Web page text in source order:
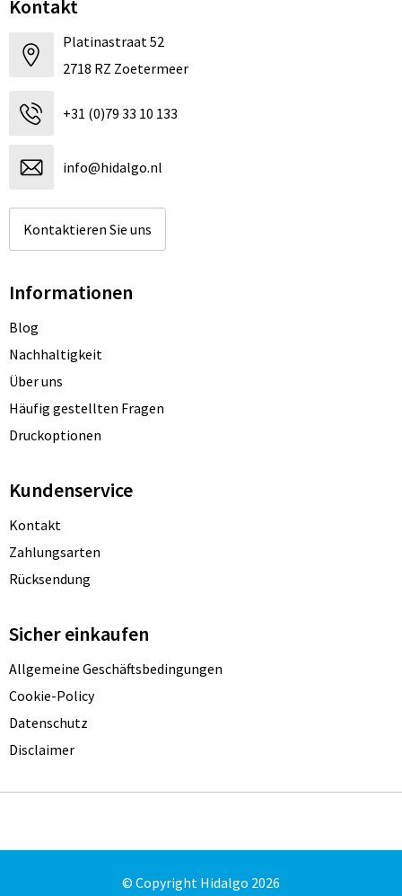
Kontakt
Platinastraat 52
2718 RZ Zoetermeer
+31 (0)79 33 10 133
info@hidalgo.nl
Kontaktieren Sie uns
Informationen
Blog
Nachhaltigkeit
Über uns
Häufig gestellten Fragen
Druckoptionen
Kundenservice
Kontakt
Zahlungsarten
Rücksendung
Sicher einkaufen
Allgemeine Geschäftsbedingungen
Cookie-Policy
Datenschutz
Disclaimer
© Copyright Hidalgo 2026